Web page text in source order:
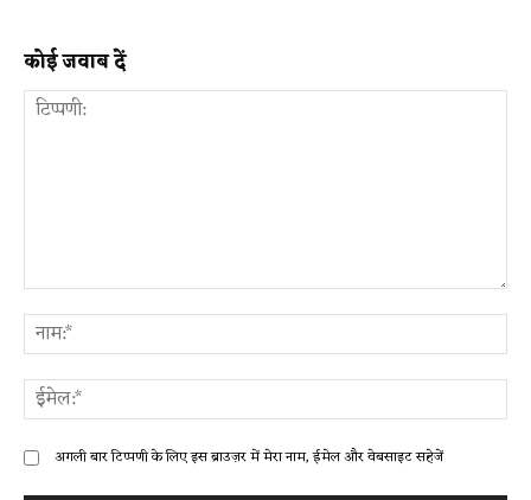
कोई जवाब दें
अगली बार टिप्पणी के लिए इस ब्राउज़र में मेरा नाम, ईमेल और वेबसाइट सहेजें